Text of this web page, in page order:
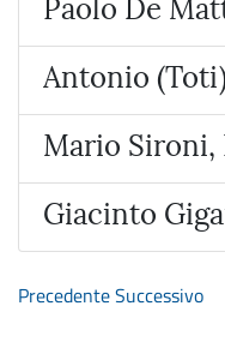
Mario
PrecedenteSuccessivo